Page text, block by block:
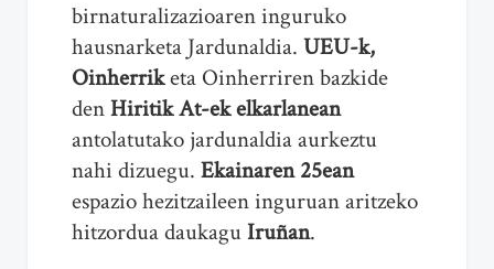
birnaturalizazioaren inguruko
hausnarketa Jardunaldia. UEU-k,
Oinherriketa Oinherriren bazkide
denHiritik At-ek elkarlanean
antolatutako jardunaldia aurkeztu
nahi dizuegu. Ekainaren 25ean
espazio hezitzaileen inguruan aritzeko
hitzordua daukaguIruñan.